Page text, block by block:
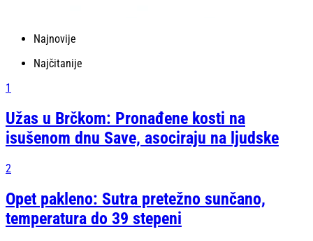
Najnovije
Najčitanije
1
Užas u Brčkom: Pronađene kosti na
isušenom dnu Save, asociraju na ljudske
2
Opet pakleno: Sutra pretežno sunčano,
temperatura do 39 stepeni